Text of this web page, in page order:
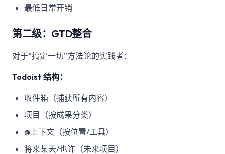
最低日常开销
第二级：GTD整合
对于“搞定一切”方法论的实践者：
Todoist 结构：
收件箱（捕获所有内容）
项目（按成果分类）
@上下文（按位置/工具）
将来某天/也许（未来项目）